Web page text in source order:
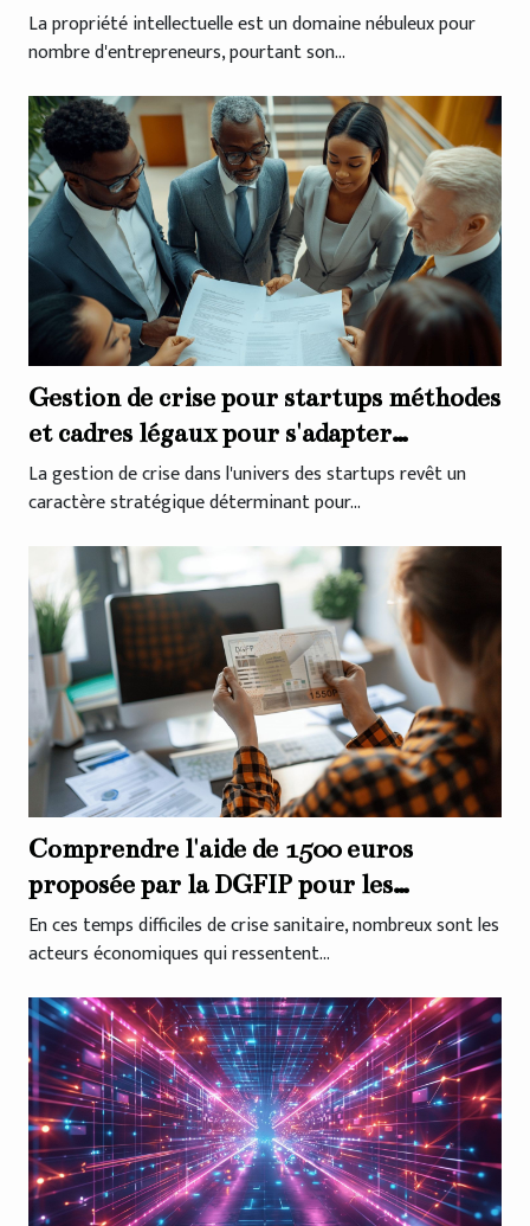
sécuriser l'innovation
La propriété intellectuelle est un domaine nébuleux pour
nombre d'entrepreneurs, pourtant son...
Gestion de crise pour startups méthodes
et cadres légaux pour s'adapter
efficacement
La gestion de crise dans l'univers des startups revêt un
caractère stratégique déterminant pour...
Comprendre l'aide de 1500 euros
proposée par la DGFIP pour les
indépendants en temps de Covid
En ces temps difficiles de crise sanitaire, nombreux sont les
acteurs économiques qui ressentent...